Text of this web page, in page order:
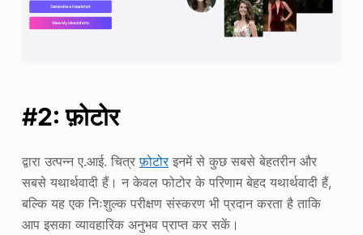
#2: फ़ोटोर
द्वारा उत्पन्न ए.आई. चित्रफ़ोटोरइनमें से कुछ सबसे बेहतरीन और
सबसे यथार्थवादी हैं। न केवल फोटोर के परिणाम बेहद यथार्थवादी हैं,
बल्कि यह एक निःशुल्क परीक्षण संस्करण भी प्रदान करता है ताकि
आप इसका व्यावहारिक अनुभव प्राप्त कर सकें।